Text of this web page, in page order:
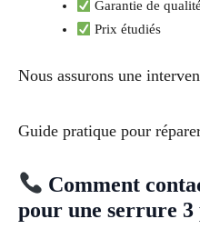
Garantie de qualité
Prix étudiés
Nous assurons une
Guide pratique pour
Comment
pour une serrure 3